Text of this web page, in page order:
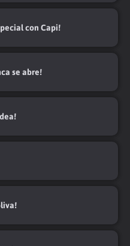
con Capi!
se abre!